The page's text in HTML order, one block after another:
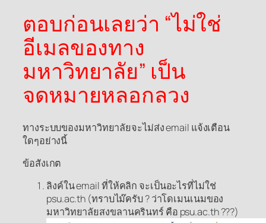
ตอบก่อนเลยว่า “ไม่ใช่
อีเมลของทาง
มหาวิทยาลัย” เป็น
จดหมายหลอกลวง
ทางระบบของมหาวิทยาลัยจะไม่ส่ง email แจ้งเตือน
ใดๆอย่างนี้
ข้อสังเกต
ลิงค์ใน email ที่ให้คลิก จะเป็นอะไรที่ไม่ใช่
psu.ac.th (ทราบไม๊ครับ ? ว่าโดเมนเนมของ
มหาวิทยาลัยสงขลานครินทร์ คือ psu.ac.th ???)